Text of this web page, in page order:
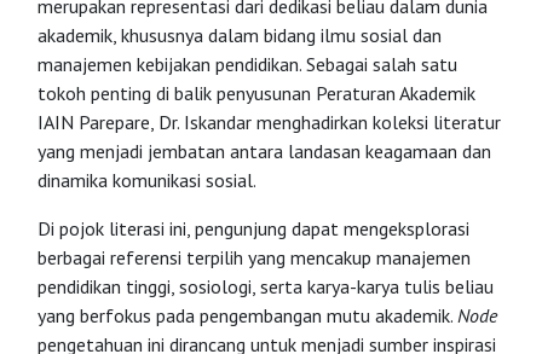
merupakan representasi dari dedikasi beliau dalam dunia
akademik, khususnya dalam bidang ilmu sosial dan
manajemen kebijakan pendidikan. Sebagai salah satu
tokoh penting di balik penyusunan Peraturan Akademik
IAIN Parepare, Dr. Iskandar menghadirkan koleksi literatur
yang menjadi jembatan antara landasan keagamaan dan
dinamika komunikasi sosial.
Di pojok literasi ini, pengunjung dapat mengeksplorasi
berbagai referensi terpilih yang mencakup manajemen
pendidikan tinggi, sosiologi, serta karya-karya tulis beliau
yang berfokus pada pengembangan mutu akademik. Node
pengetahuan ini dirancang untuk menjadi sumber inspirasi